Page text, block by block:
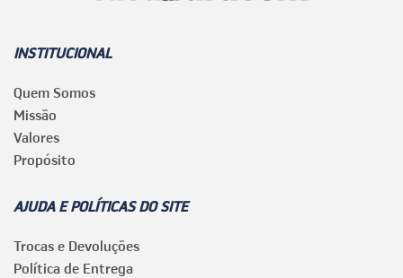
INSTITUCIONAL
Quem Somos
Missão
Valores
Propósito
AJUDA E POLÍTICAS DO SITE
Trocas e Devoluções
Política de Entrega